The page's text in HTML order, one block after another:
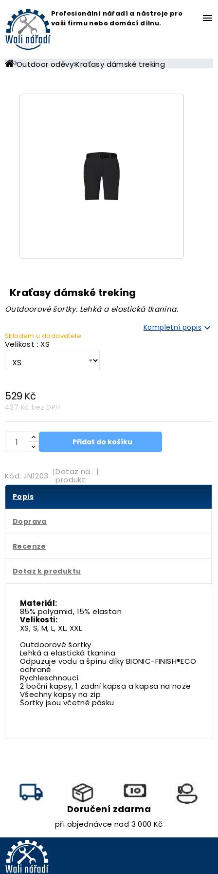
Profesionální nářadí a nástroje pro
vaši firmu nebo domácí dílnu.
Outdoor oděvy Kraťasy dámské treking
Kraťasy dámské treking
Outdoorové šortky. Lehká a elastická tkanina.
Kompletní popis 
Skladem u dodavatele
Velikost : XS
529 Kč
437 Kč bez DPH
Přidat do košíku
Kód: JN1203 |Dotaz na
produkt
|
Popis
Doprava
Recenze
Dotaz k produktu
Materiál:
85% polyamid, 15% elastan
Velikosti:
XS, S, M, L, XL, XXL
Outdoorové šortky
Lehká a elastická tkanina
Odpuzuje vodu a špínu díky BIONIC-FINISH®ECO
ochraně
Rychleschnoucí
2 boční kapsy, 1 zadní kapsa a kapsa na noze
Všechny kapsy na zip
Šortky jsou včetně pásku
menu
Doručení zdarma
při objednávce nad 3 000 Kč